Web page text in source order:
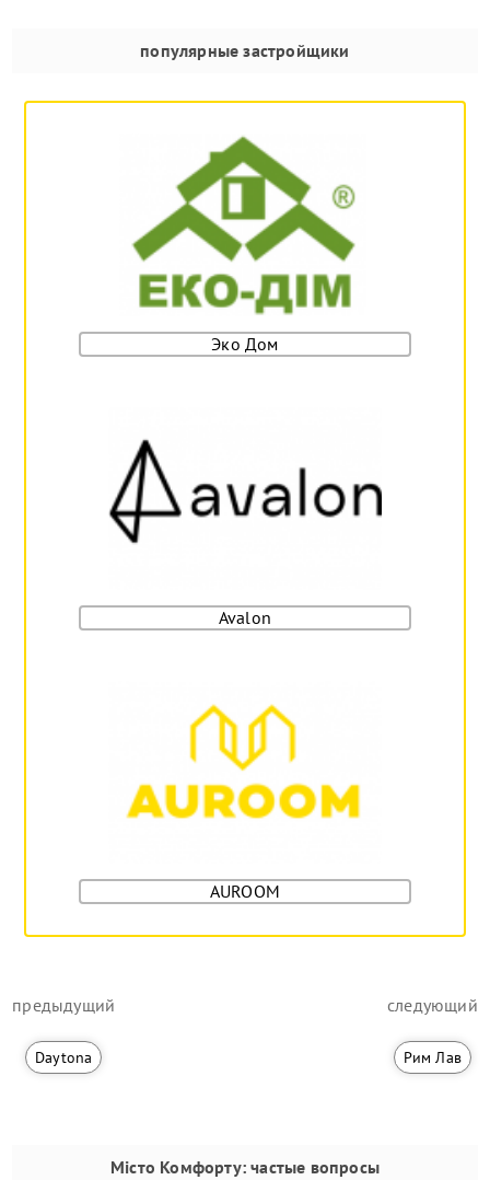
популярные застройщики
Эко Дом
Avalon
AUROOM
предыдущий
Daytona
следующий
Рим Лав
Місто Комфорту: частые вопросы